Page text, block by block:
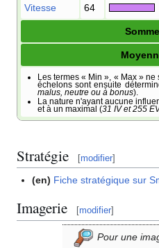
Vitesse 64
Les termes « Min », « Max » ne
échelons sont ensuite
malus, neutre ou à bonus).
La nature n'ayant aucune
et à un maximal (31 IV et 255
Stratégie [modifier]
(en) Fiche stratégique sur
Imagerie [modifier]
Pour une